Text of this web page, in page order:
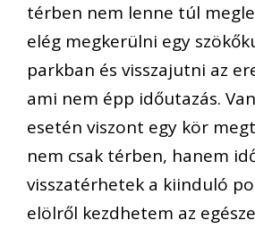
térben nem lenne túl
elég megkerülni egy
parkban és visszajutni az
ami nem épp időutazás.
esetén viszont egy kör
nem csak térben, hanem
visszatérhetek a kiinduló
elölről kezdhetem az